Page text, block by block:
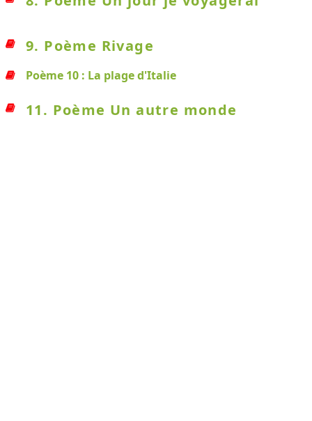
9. Poème Rivage
Poème 10 : La plage d'Italie
11. Poème Un autre monde